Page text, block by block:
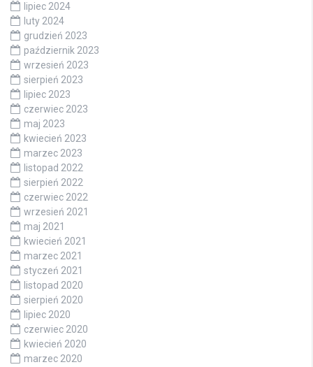
lipiec 2024
luty 2024
grudzień 2023
październik 2023
wrzesień 2023
sierpień 2023
lipiec 2023
czerwiec 2023
maj 2023
kwiecień 2023
marzec 2023
listopad 2022
sierpień 2022
czerwiec 2022
wrzesień 2021
maj 2021
kwiecień 2021
marzec 2021
styczeń 2021
listopad 2020
sierpień 2020
lipiec 2020
czerwiec 2020
kwiecień 2020
marzec 2020